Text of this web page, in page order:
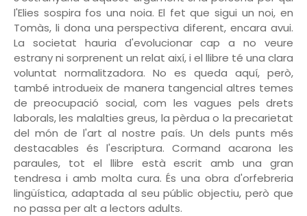
l'Elies sospira fos una noia. El fet que sigui un noi, en
Tomàs, li dona una perspectiva diferent, encara avui.
La societat hauria d'evolucionar cap a no veure
estrany ni sorprenent un relat així, i el llibre té una clara
voluntat normalitzadora. No es queda aquí, però,
també introdueix de manera tangencial altres temes
de preocupació social, com les vagues pels drets
laborals, les malalties greus, la pèrdua o la precarietat
del món de l'art al nostre país. Un dels punts més
destacables és l'escriptura. Cormand acarona les
paraules, tot el llibre està escrit amb una gran
tendresa i amb molta cura. És una obra d'orfebreria
lingüística, adaptada al seu públic objectiu, però que
no passa per alt a lectors adults.